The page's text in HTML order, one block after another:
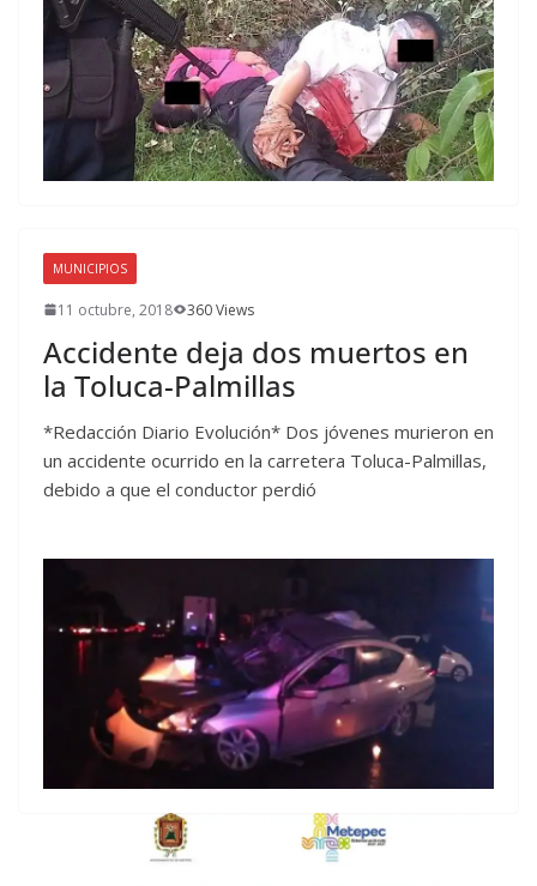
MUNICIPIOS
11 octubre, 2018 360 Views
Accidente deja dos muertos en
la Toluca-Palmillas
*Redacción Diario Evolución* Dos jóvenes murieron en
un accidente ocurrido en la carretera Toluca-Palmillas,
debido a que el conductor perdió